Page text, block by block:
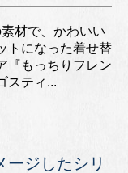
材で、かわいい
トになった着せ替
『もっちりフレン
スティ...
ージしたシリ